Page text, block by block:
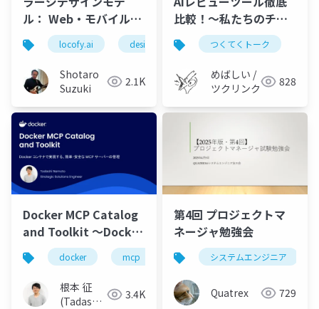
ル： Web・モバイルア
プリ開発の未来 on
Vibe Coding Catfe
locofy.ai designtocode figma adobexd
Shotaro
Suzuki
2.1K
比較！〜私たちのチー
ムに最適なのはどれ
だ？
つくてくトーク
めばしい /
ツクリンク
828
Docker MCP Catalog
and Toolkit 〜Docker
コンテナで実現する、
簡単・安全な MCP サー
バーの管理〜
docker mcp claude cursor
根本 征
(Tadashi
3.4K
第4回 プロジェクトマ
ネージャ勉強会
システムエンジニア
Quatrex 729